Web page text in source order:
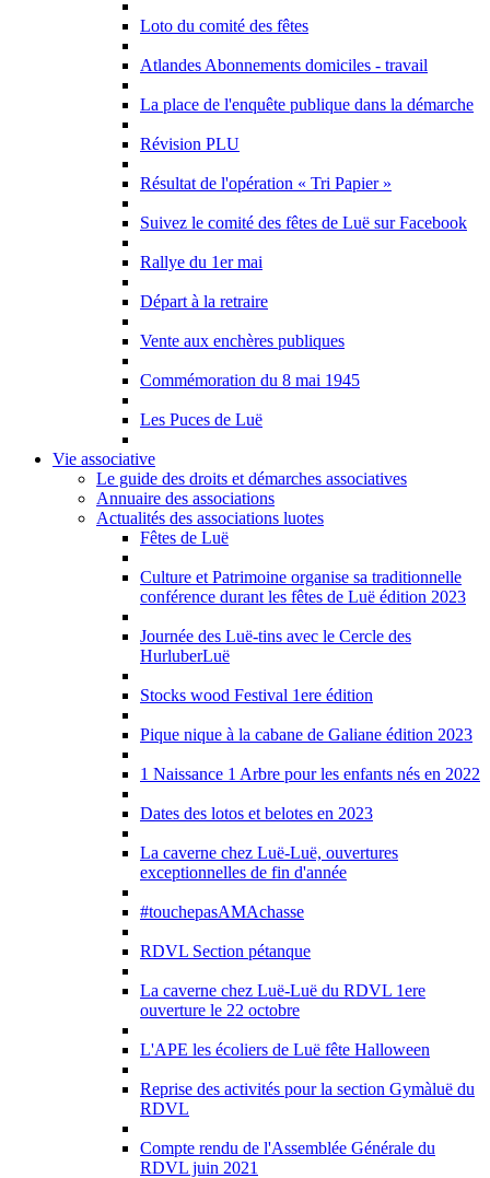
Loto du comité des fêtes
Atlandes Abonnements domiciles - travail
La place de l'enquête publique dans la démarche
Révision PLU
Résultat de l'opération « Tri Papier »
Suivez le comité des fêtes de Luë sur Facebook
Rallye du 1er mai
Départ à la retraire
Vente aux enchères publiques
Commémoration du 8 mai 1945
Les Puces de Luë
Vie associative
Le guide des droits et démarches associatives
Annuaire des associations
Actualités des associations luotes
Fêtes de Luë
Culture et Patrimoine organise sa traditionnelle
conférence durant les fêtes de Luë édition 2023
Journée des Luë-tins avec le Cercle des
HurluberLuë
Stocks wood Festival 1ere édition
Pique nique à la cabane de Galiane édition 2023
1 Naissance 1 Arbre pour les enfants nés en 2022
Dates des lotos et belotes en 2023
La caverne chez Luë-Luë, ouvertures
exceptionnelles de fin d'année
#touchepasAMAchasse
RDVL Section pétanque
La caverne chez Luë-Luë du RDVL 1ere
ouverture le 22 octobre
L'APE les écoliers de Luë fête Halloween
Reprise des activités pour la section Gymàluë du
RDVL
Compte rendu de l'Assemblée Générale du
RDVL juin 2021